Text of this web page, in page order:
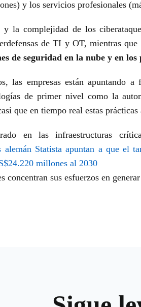
y los servicios profesionales
la complejidad de los
de TI y OT, mientras que
de seguridad en la nube y en los
las empresas están apuntando a
de primer nivel como la
que en tiempo real estas
en las infraestructuras
Statista apuntan a que el
millones al 2030
concentran sus esfuerzos en